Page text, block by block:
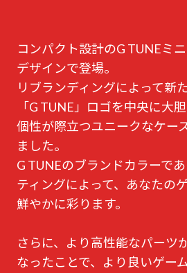
コンパクト設計のG TUNEミ
デザインで登場。
リブランディングによって新
「G TUNE」ロゴを中央に大胆
個性が際立つユニークなケー
ました。
G TUNEのブランドカラーで
ティングによって、あなたの
鮮やかに彩ります。
さらに、より高性能なパーツ
なったことで、より良いゲー